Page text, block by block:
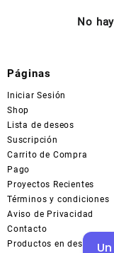
No
Páginas
Iniciar Sesión
Shop
Lista de deseos
Suscripción
Carrito de Compra
Pago
Proyectos Recientes
Términos y condiciones
Aviso de Privacidad
Contacto
Productos en